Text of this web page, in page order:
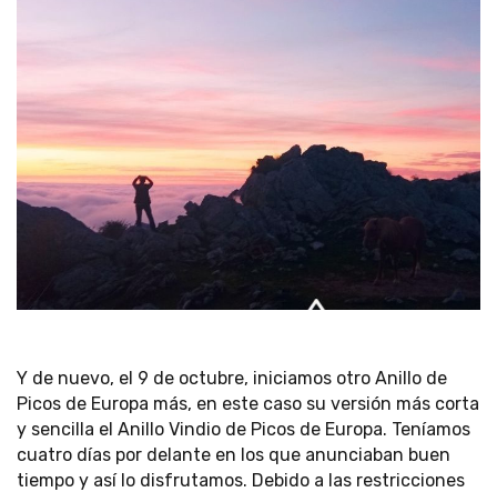
Y de nuevo, el 9 de octubre, iniciamos otro Anillo de
Picos de Europa más, en este caso su versión más corta
y sencilla el Anillo Vindio de Picos de Europa. Teníamos
cuatro días por delante en los que anunciaban buen
tiempo y así lo disfrutamos. Debido a las restricciones